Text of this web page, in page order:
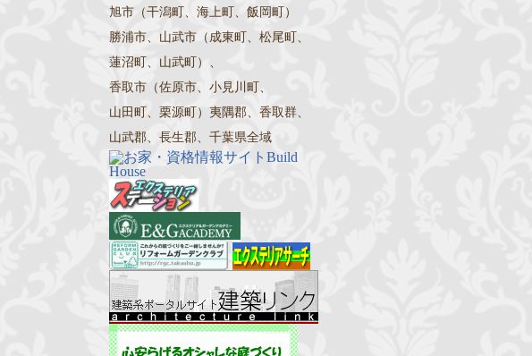
旭市（干潟町、海上町、飯岡町）
勝浦市、山武市（成東町、松尾町、
蓮沼町、山武町）、
香取市（佐原市、小見川町、
山田町、栗源町）夷隅郡、香取群、
山武郡、長生郡、千葉県全域